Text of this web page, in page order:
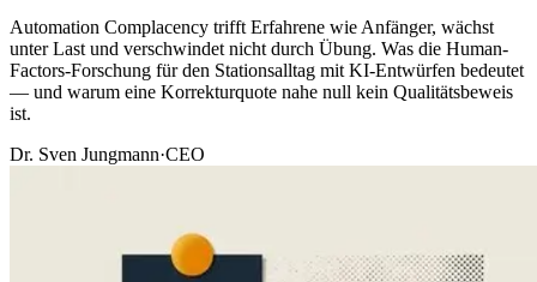
Automation Complacency trifft Erfahrene wie Anfänger, wächst
unter Last und verschwindet nicht durch Übung. Was die Human-
Factors-Forschung für den Stationsalltag mit KI-Entwürfen bedeutet
— und warum eine Korrekturquote nahe null kein Qualitätsbeweis
ist.
Dr. Sven Jungmann·CEO